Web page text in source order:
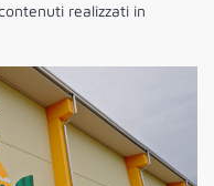
realizzati in